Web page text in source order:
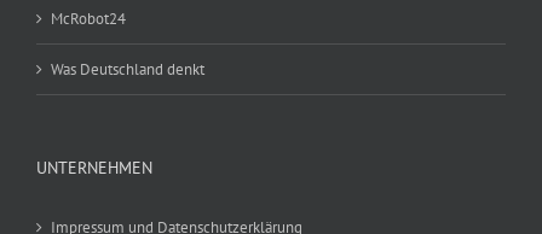
McRobot24
Was Deutschland denkt
UNTERNEHMEN
Impressum und Datenschutzerklärung